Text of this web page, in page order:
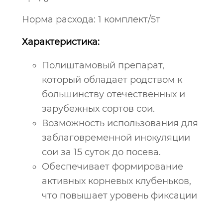
Норма расхода: 1 комплект/5т
Характеристика:
Полиштамовый препарат,
который обладает родством к
большинству отечественных и
зарубежных сортов сои.
Возможность использования для
заблаговременной инокуляции
сои за 15 суток до посева.
Обеспечивает формирование
активных корневых клубеньков,
что повышает уровень фиксации